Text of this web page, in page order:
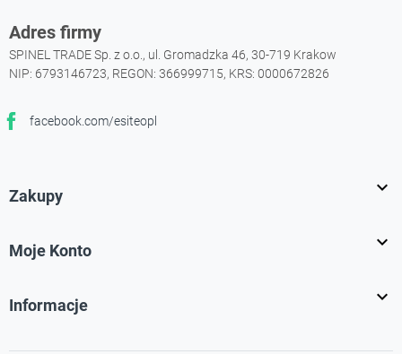
Adres firmy
SPINEL TRADE Sp. z o.o., ul. Gromadzka 46, 30-719 Krakow
NIP: 6793146723, REGON: 366999715, KRS: 0000672826
facebook.com/esiteopl
Facebook
Zakupy 
Moje Konto 
Informacje 